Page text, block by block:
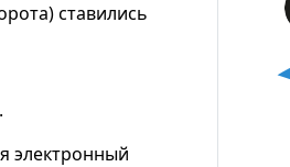
ставились
электронный